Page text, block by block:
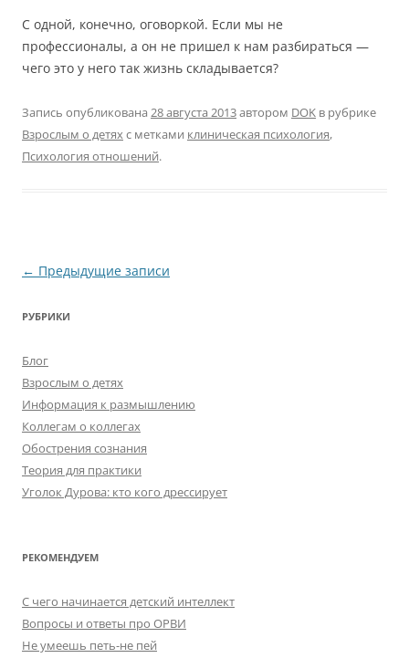
С одной, конечно, оговоркой. Если мы не
профессионалы, а он не пришел к нам разбираться —
чего это у него так жизнь складывается?
Запись опубликована 28 августа 2013автором DOK в рубрике
Взрослым о детяхс метками клиническая психология,
Психология отношений.
Навигация
записям
← Предыдущие записи
РУБРИКИ
Блог
Взрослым о детях
Информация к размышлению
Коллегам о коллегах
Обострения сознания
Теория для практики
Уголок Дурова: кто кого дрессирует
РЕКОМЕНДУЕМ
C чего начинается детский интеллект
Вопросы и ответы про ОРВИ
Не умеешь петь-не пей